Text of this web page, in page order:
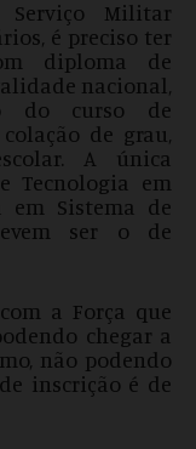
Militar
é preciso ter
diploma de
nacional,
do curso de
de grau,
A única
Tecnologia em
em Sistema de
ser o de
a Força que
chegar a
não podendo
inscrição é de